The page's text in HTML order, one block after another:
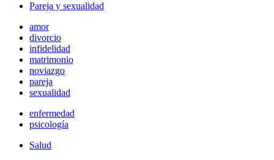
Pareja y sexualidad
amor
divorcio
infidelidad
matrimonio
noviazgo
pareja
sexualidad
enfermedad
psicología
Salud